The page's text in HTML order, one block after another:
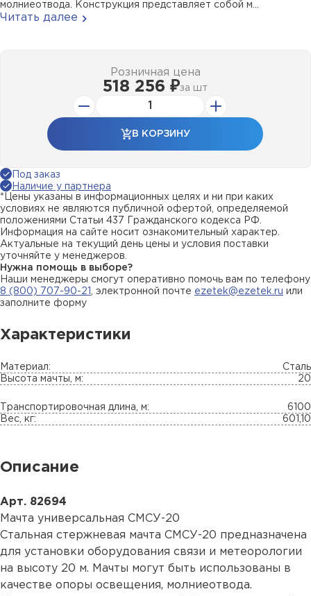
молниеотвода. Конструкция представляет собой м...
Читать далее
Розничная цена
518 256 ₽за шт
В КОРЗИНУ
Под заказ
Наличие у партнера
*Цены указаны в информационных целях и ни при каких
условиях не являются публичной офертой, определяемой
положениями Статьи 437 Гражданского кодекса РФ.
Информация на сайте носит ознакомительный характер.
Актуальные на текущий день цены и условия поставки
уточняйте у менеджеров.
Нужна помощь в выборе?
Наши менеджеры смогут оперативно помочь вам по телефону
8 (800) 707-90-21
, электронной почте ezetek@ezetek.ru или
заполните форму
Характеристики
Материал:
Сталь
Высота мачты, м:
20
Транспортировочная длина, м:
6100
Вес, кг:
601,10
Описание
Арт. 82694
Мачта универсальная СМСУ-20
Стальная стержневая мачта СМСУ-20 предназначена
для установки оборудования связи и метеорологии
на высоту 20 м. Мачты могут быть использованы в
качестве опоры освещения, молниеотвода.